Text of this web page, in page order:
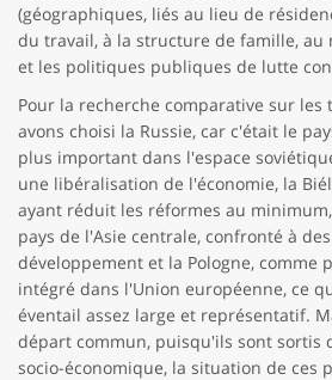
(géographiques, liés au lieu de
du travail, à la structure de famille, au
et les politiques publiques de lutte
Pour la recherche comparative sur les
avons choisi la Russie, car c'était le
plus important dans l'espace
une libéralisation de l'économie, la
ayant réduit les réformes au
pays de l'Asie centrale, confronté à
développement et la Pologne, comme
intégré dans l'Union européenne, ce
éventail assez large et représentatif.
départ commun, puisqu'ils sont sortis
socio-économique, la situation de ces